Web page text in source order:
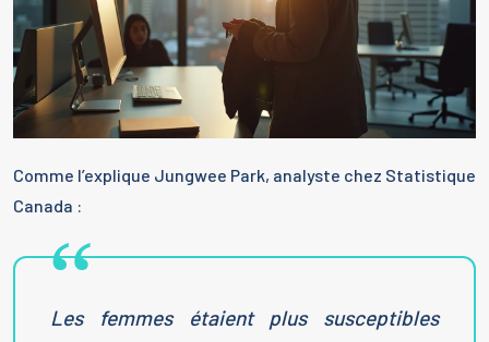
Comme l’explique Jungwee Park, analyste chez Statistique
Canada :
Les femmes étaient plus susceptibles